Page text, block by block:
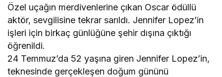
Özel uçağın merdivenlerine çıkan Oscar ödüllü
aktör, sevgilisine tekrar sarıldı. Jennifer Lopez’in
işleri için birkaç günlüğüne şehir dışına çıktığı
öğrenildi.
24 Temmuz’da 52 yaşına giren Jennifer Lopez’in,
teknesinde gerçekleşen doğum gününü